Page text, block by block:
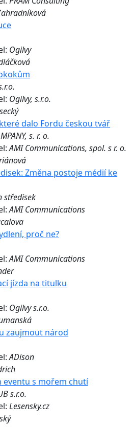
Ogilvy
Ogilvy, s.r.o.
dalo Fordu českou tvář
s. r. o.
AMI Communications, spol. s r. o.
Změna postoje médií ke
středisek
AMI Communications
proč ne?
AMI Communications
jízda na titulku
Ogilvy s.r.o.
zaujmout národ
ADison
eventu s mořem chutí
s.r.o.
Lesensky.cz